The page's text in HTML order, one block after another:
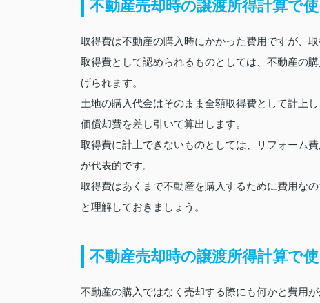
不動産売却時の譲渡所得計算で
取得費は不動産の購入時にかかった費用ですが、
取得費として認められるものとしては、不動産の
げられます。
土地の購入代金はそのまま全額取得費として計上
価償却費を差し引いて算出します。
取得費に計上できないものとしては、リフォーム
が代表的です。
取得費はあくまで不動産を購入するために費用な
と理解しておきましょう。
不動産売却時の譲渡所得計算で
不動産の購入ではなく売却する際にも何かと費用